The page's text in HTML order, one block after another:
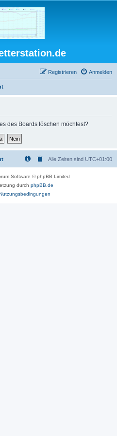
Anmelden
Registrieren
des Boards löschen möchtest?
Alle Zeiten sind UTC+01:00
Software © phpBB Limited
durch phpBB.de